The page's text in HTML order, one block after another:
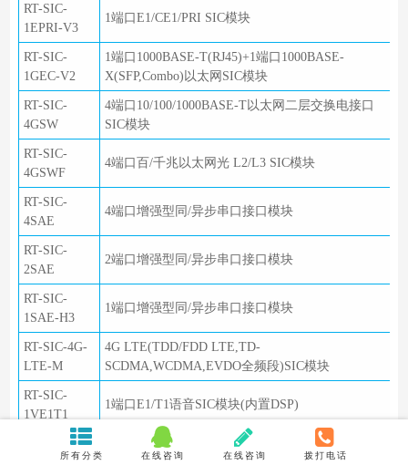
RT-SIC-
1EPRI-V3
1端口E1/CE1/PRI SIC模块
RT-SIC-
1GEC-V2
1端口1000BASE-T(RJ45)+1端口1000BASE-
X(SFP,Combo)以太网SIC模块
RT-SIC-
4GSW
4端口10/100/1000BASE-T以太网二层交换电接口
SIC模块
RT-SIC-
4GSWF
4端口百/千兆以太网光 L2/L3 SIC模块
RT-SIC-
4SAE
4端口增强型同/异步串口接口模块
RT-SIC-
2SAE
2端口增强型同/异步串口接口模块
RT-SIC-
1SAE-H3
1端口增强型同/异步串口接口模块
RT-SIC-4G-
LTE-M
4G LTE(TDD/FDD LTE,TD-
SCDMA,WCDMA,EVDO全频段)SIC模块
RT-SIC-
1VE1T1
1端口E1/T1语音SIC模块(内置DSP)
2端口语音模块用户电路接口板
所有分类 在线咨询 在线咨询 拨打电话